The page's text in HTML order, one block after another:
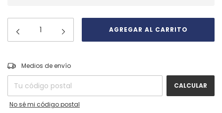
Entregas para el CP:
Medios de envío
CALCULAR
No sé mi código postal